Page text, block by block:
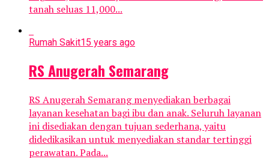
tanah seluas 11,000...
Rumah Sakit15 years ago
RS Anugerah Semarang
RS Anugerah Semarang menyediakan berbagai
layanan kesehatan bagi ibu dan anak. Seluruh layanan
ini disediakan dengan tujuan sederhana, yaitu
didedikasikan untuk menyediakan standar tertinggi
perawatan. Pada...